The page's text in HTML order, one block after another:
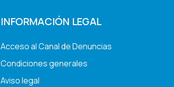
INFORMACIÓN LEGAL
Acceso al Canal de Denuncias
Condiciones generales
Aviso legal